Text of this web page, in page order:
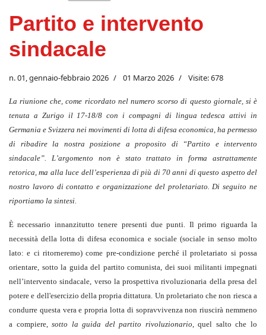
Partito e intervento
sindacale
n. 01, gennaio-febbraio 2026 01 Marzo 2026 Visite: 678
La riunione che, come ricordato nel numero scorso di questo giornale, si è
tenuta a Zurigo il 17-18/8 con i compagni di lingua tedesca attivi in
Germania e Svizzera nei movimenti di lotta di difesa economica, ha permesso
di ribadire la nostra posizione a proposito di “Partito e intervento
sindacale”. L’argomento non è stato trattato in forma astrattamente
retorica, ma alla luce dell’esperienza di più di 70 anni di questo aspetto del
nostro lavoro di contatto e organizzazione del proletariato. Di seguito ne
riportiamo la sintesi.
È necessario innanzitutto tenere presenti due punti. Il primo riguarda la
necessità della lotta di difesa economica e sociale (sociale in senso molto
lato: e ci ritorneremo) come pre-condizione perché il proletariato si possa
orientare, sotto la guida del partito comunista, dei suoi militanti impegnati
nell’intervento sindacale, verso la prospettiva rivoluzionaria della presa del
potere e dell'esercizio della propria dittatura. Un proletariato che non riesca a
condurre questa vera e propria lotta di sopravvivenza non riuscirà nemmeno
a compiere,sotto la guida del partito rivoluzionario, quel salto che lo